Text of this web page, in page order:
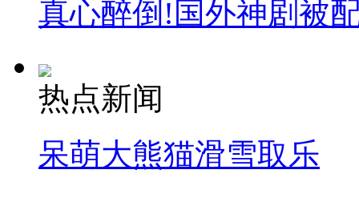
真心醉倒!国外神剧被
热点新闻
呆萌大熊猫滑雪取乐